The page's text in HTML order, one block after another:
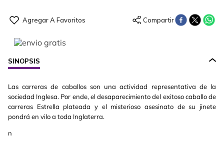
SINOPSIS
Las carreras de caballos son una actividad representativa de la
sociedad Inglesa. Por ende, el desaparecimiento del exitoso caballo de
carreras Estrella plateada y el misterioso asesinato de su jinete
pondrá en vilo a toda Inglaterra.
n